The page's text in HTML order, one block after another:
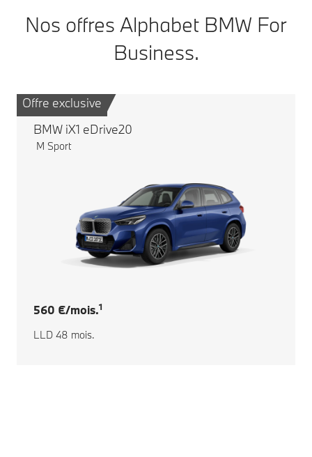
Nos offres Alphabet BMW For
Business.
Offre exclusive
BMW iX1 eDrive20
M Sport
560 €/mois.1
LLD 48 mois.